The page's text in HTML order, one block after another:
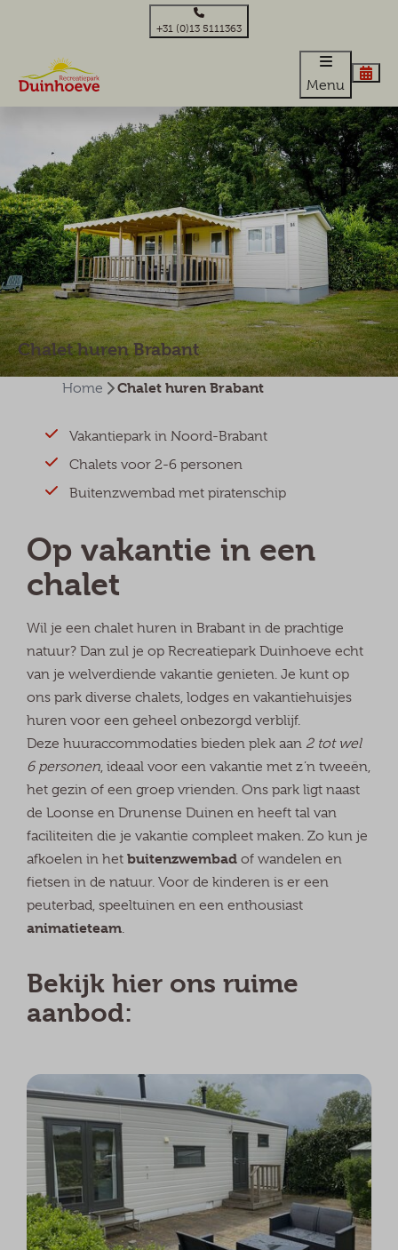
+31 (0)13 5111363
Menu
Chalet huren Brabant
Home Chalet huren Brabant
Vakantiepark in Noord-Brabant
Chalets voor 2-6 personen
Buitenzwembad met piratenschip
Op vakantie in een
chalet
Wil je een chalet huren in Brabant in de prachtige
natuur? Dan zul je op Recreatiepark Duinhoeve echt
van je welverdiende vakantie genieten. Je kunt op
ons park diverse chalets, lodges en vakantiehuisjes
huren voor een geheel onbezorgd verblijf.
Deze huuraccommodaties bieden plek aan 2 tot wel
6 personen, ideaal voor een vakantie met z’n tweeën,
het gezin of een groep vrienden. Ons park ligt naast
de Loonse en Drunense Duinen en heeft tal van
faciliteiten die je vakantie compleet maken. Zo kun je
afkoelen in hetbuitenzwembad of wandelen en
fietsen in de natuur. Voor de kinderen is er een
peuterbad, speeltuinen en een enthousiast
animatieteam.
Bekijk hier ons ruime
aanbod: